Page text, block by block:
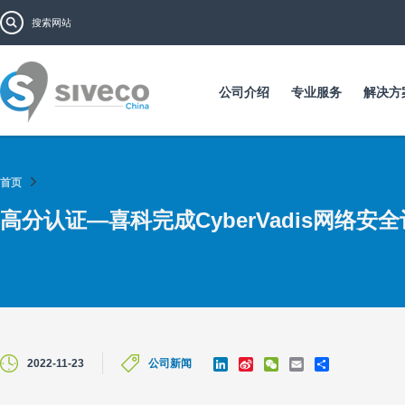
到
要
内
搜索表单
公司介绍 专业服务 解决方
首页
高分认证—喜科完成CyberVadis网络安全
2022-11-23 公司新闻
W